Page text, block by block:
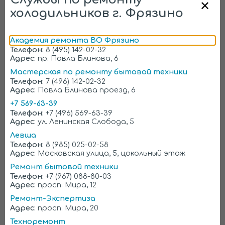
Критерии для выбора
сервиса
Вопрос о том, как правильно выбрать сервис для
получения грамотного ремонта по разумной
цене, возникает у владельца неисправного
холодильника первым делом. Подавляющее
большинство горожан предпочитает
подбирать компанию для ремонта по
интернету. Как следствие – обилие сайтов с
описанием положительных сторон возможного
сотрудничества. Разобраться в их многообразии
непросто. Еще сложнее понять, где на самом
деле не декларируют, а выполняют
качественный ремонт, не завышая цены и не
обманывая клиента.
Мы предлагаем два простых совета, следование
которым поможет уберечься от услуг
непрофессионалов. Первый касается цены
ремонта, а второй – качества дистанционной
холодильников г. Фрязино
Академия ремонта ВО Фрязино
Телефон: 8 (495) 142-02-32
Адрес: пр. Павла Блинова, 6
Мастерская по ремонту бытовой техники
Телефон: 7 (496) 142-02-32
Адрес: Павла Блинова проезд, 6
+7 569-63-39
Телефон: +7 (496) 569-63-39
Адрес: ул. Ленинская Слобода, 5
Левша
Телефон: 8 (985) 025-02-58
Адрес: Московская улица, 5, цокольный этаж
Ремонт бытовой техники
Телефон: +7 (967) 088-80-03
Адрес: просп. Мира, 12
Ремонт-Экспертиза
Адрес: просп. Мира, 20
Техноремонт